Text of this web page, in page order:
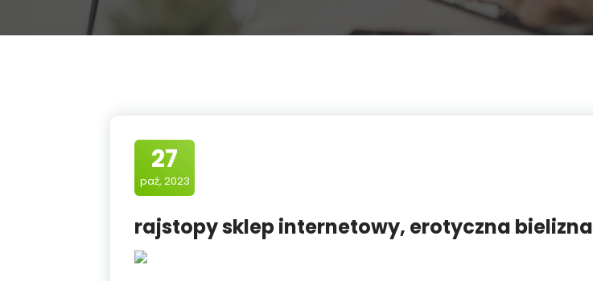
27
paź, 2023
rajstopy sklep internetowy, erotyczna bielizna